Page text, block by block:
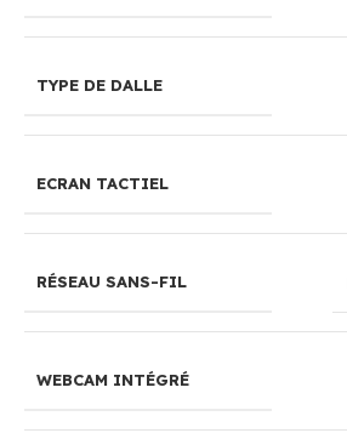
TYPE DE DALLE
ECRAN TACTIEL
RÉSEAU SANS-FIL
WEBCAM INTÉGRÉ